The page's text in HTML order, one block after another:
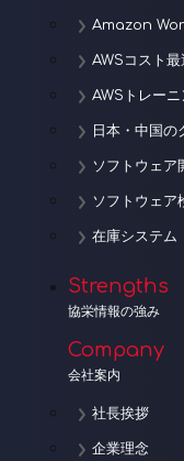
Amazon
AWSコスト
AWSトレー
日本・中国の
ソフトウェア
ソフトウェア
在庫システム
Strengths
協栄情報の強み
Company
会社案内
社長挨拶
企業理念